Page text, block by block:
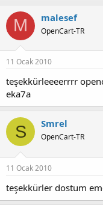
M malesef
OpenCart-TR
11 Ocak 2010
teşekkürleeeerrrr
eka7a
S Smrel
OpenCart-TR
11 Ocak 2010
teşekkürler dostum